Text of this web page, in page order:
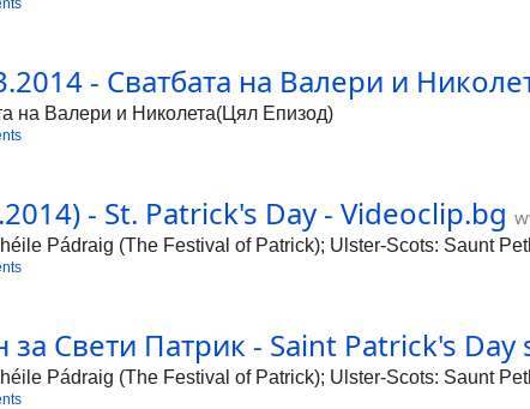
- Сватбата на Валери и
на Валери и Николета(Цял Епизод)
- St. Patrick's Day - Videoclip.bg
Pádraig (The Festival of Patrick); Ulster-Scots: Saunt
Свети Патрик - Saint Patrick's
Pádraig (The Festival of Patrick); Ulster-Scots: Saunt